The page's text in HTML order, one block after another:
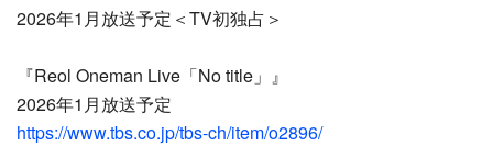
2026年1月放送予定＜TV初独占＞
『Reol Oneman Live「No title」』
2026年1月放送予定
https://www.tbs.co.jp/tbs-ch/item/o2896/